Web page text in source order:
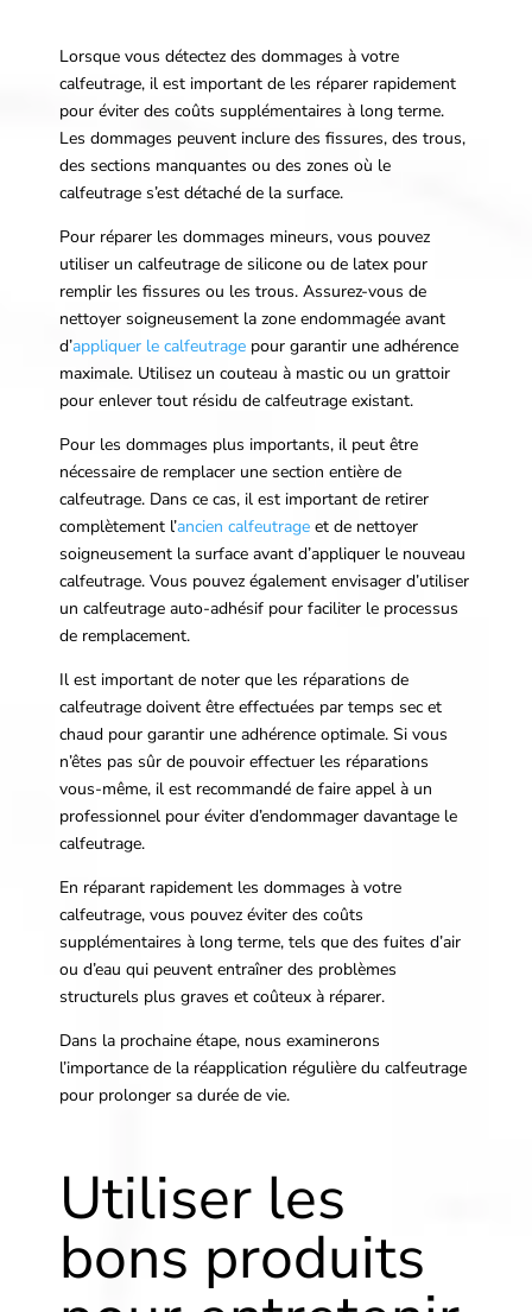
Lorsque vous détectez des dommages à votre
calfeutrage, il est important de les réparer rapidement
pour éviter des coûts supplémentaires à long terme.
Les dommages peuvent inclure des fissures, des trous,
des sections manquantes ou des zones où le
calfeutrage s’est détaché de la surface.
Pour réparer les dommages mineurs, vous pouvez
utiliser un calfeutrage de silicone ou de latex pour
remplir les fissures ou les trous. Assurez-vous de
nettoyer soigneusement la zone endommagée avant
d’appliquer le calfeutrage pour garantir une adhérence
maximale. Utilisez un couteau à mastic ou un grattoir
pour enlever tout résidu de calfeutrage existant.
Pour les dommages plus importants, il peut être
nécessaire de remplacer une section entière de
calfeutrage. Dans ce cas, il est important de retirer
complètement l’ancien calfeutrage et de nettoyer
soigneusement la surface avant d’appliquer le nouveau
calfeutrage. Vous pouvez également envisager d’utiliser
un calfeutrage auto-adhésif pour faciliter le processus
de remplacement.
Il est important de noter que les réparations de
calfeutrage doivent être effectuées par temps sec et
chaud pour garantir une adhérence optimale. Si vous
n’êtes pas sûr de pouvoir effectuer les réparations
vous-même, il est recommandé de faire appel à un
professionnel pour éviter d’endommager davantage le
calfeutrage.
En réparant rapidement les dommages à votre
calfeutrage, vous pouvez éviter des coûts
supplémentaires à long terme, tels que des fuites d’air
ou d’eau qui peuvent entraîner des problèmes
structurels plus graves et coûteux à réparer.
Dans la prochaine étape, nous examinerons
l’importance de la réapplication régulière du calfeutrage
pour prolonger sa durée de vie.
Utiliser les
bons produits